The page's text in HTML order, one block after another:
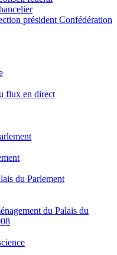
président Confédération
flux en direct
du Parlement
du Palais du